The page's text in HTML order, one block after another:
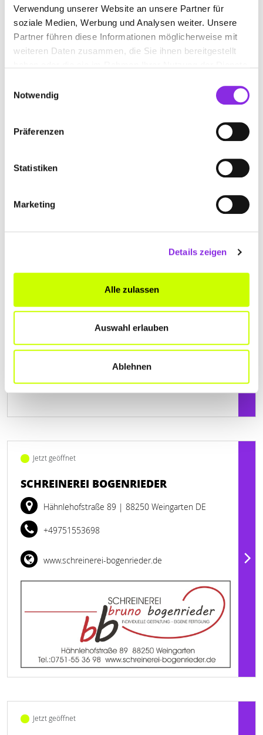
Verwendung unserer Website an unsere Partner für
soziale Medien, Werbung und Analysen weiter. Unsere
Partner führen diese Informationen möglicherweise mit
weiteren Daten zusammen, die Sie ihnen bereitgestellt
Notwendig
Präferenzen
Statistiken
Marketing
Details zeigen
Alle zulassen
Auswahl erlauben
Ablehnen
www.schreinerei-steur.de
BÜCHELE GBR SCHREINEREI
schreinerei-buechele.de
Jetzt geöffnet
SCHREINEREI BOGENRIEDER
Hähnlehofstraße 89 | 88250 Weingarten DE
+49751553698
www.schreinerei-bogenrieder.de
Jetzt geöffnet